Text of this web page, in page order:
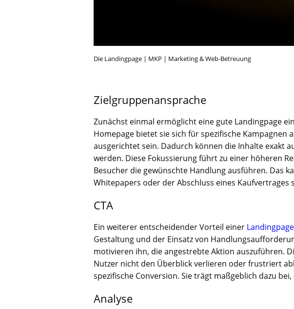
Die Landingpage | MKP | Marketing & Web-Betreuung
Zielgruppenansprache
Zunächst einmal ermöglicht eine gute Landingpage
Homepage bietet sie sich für spezifische
ausgerichtet sein. Dadurch können die Inhalte exakt
werden. Diese Fokussierung führt zu einer höheren
Besucher die gewünschte Handlung ausführen. Das
Whitepapers oder der Abschluss eines Kaufvertrages
CTA
Ein weiterer entscheidender Vorteil einer Landingpage
Gestaltung und der Einsatz von
motivieren ihn, die angestrebte Aktion auszuführen.
Nutzer nicht den Überblick verlieren oder frustriert
spezifische Conversion. Sie trägt maßgeblich dazu
Analyse